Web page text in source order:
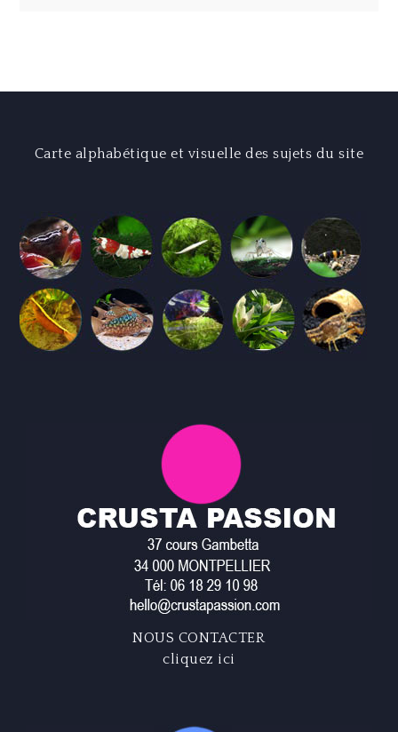
Carte alphabétique et visuelle des sujets du site
NOUS CONTACTER
cliquez ici